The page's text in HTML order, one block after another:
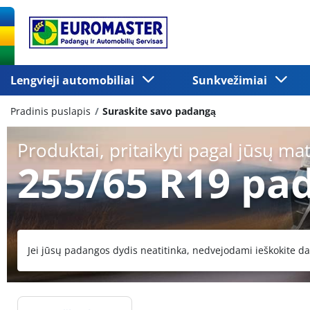
Lengvieji automobiliai Sunkvežimiai
Pradinis puslapis Suraskite savo padangą
Produktai, pritaikyti pagal jūsų
255/65 R19
Jei jūsų padangos dydis neatitinka, nedvejodami ieškokite